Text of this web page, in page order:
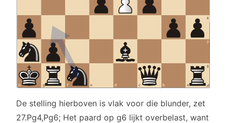
De stelling hierboven is vlak voor die blunder, zet
27.Pg4,Pg6; Het paard op g6 lijkt overbelast, want